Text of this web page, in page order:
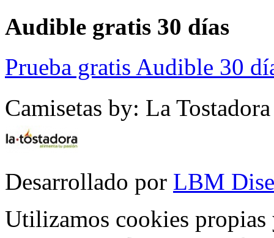
Audible gratis 30 días
Prueba gratis Audible 30
Camisetas by: La Tostadora
Desarrollado por LBM
Utilizamos cookies propias